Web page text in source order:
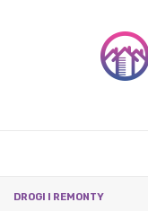
DROGI I REMONTY